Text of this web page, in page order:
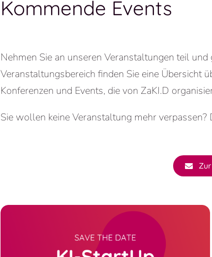
Kommende Events
Nehmen Sie an unseren Veranstaltungen teil
Veranstaltungsbereich finden Sie eine Übersicht
Konferenzen und Events, die von ZaKI.D
Sie wollen keine Veranstaltung mehr